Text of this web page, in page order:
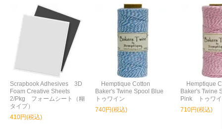
Scrapbook Adhesives 3D
Foam Creative Sheets
2/Pkg フォームシート（糊
タイプ）
410円(税込)
Hemptique Cotton
Baker's Twine Spool Blue
トゥワイン
740円(税込)
Hemptique
Baker's Twine
Pink トゥワ
710円(税込)